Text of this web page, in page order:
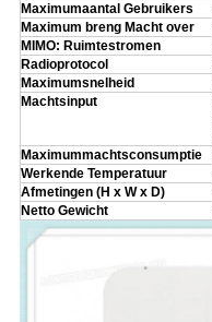
Maximumaantal Gebruikers
Maximum breng Macht over
MIMO: Ruimtestromen
Radioprotocol
Maximumsnelheid
Machtsinput
Maximummachtsconsumptie
Werkende Temperatuur
Afmetingen (H x W x D)
Netto Gewicht